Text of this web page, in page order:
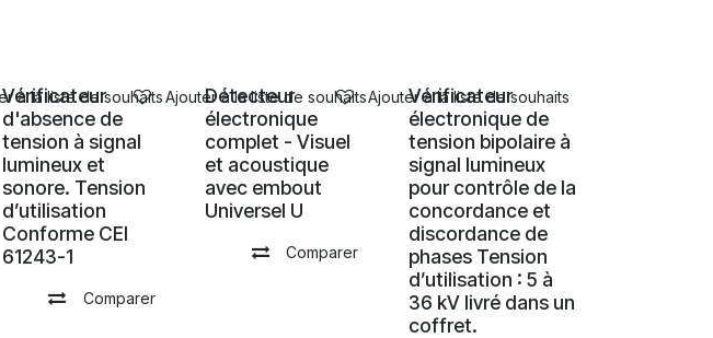
Vérificateur
d'absence de
tension à signal
lumineux et
sonore. Tension
d’utilisation
Conforme CEI
61243-1
Comparer
à la liste de souhaits
Détecteur
électronique
complet - Visuel
et acoustique
avec embout
Universel U
Comparer
Ajouter à la liste de souhaits
Vérificateur
électronique de
tension bipolaire à
signal lumineux
pour contrôle de la
concordance et
discordance de
phases Tension
d’utilisation : 5 à
36 kV livré dans un
coffret.
Ajouter à la liste de souhaits